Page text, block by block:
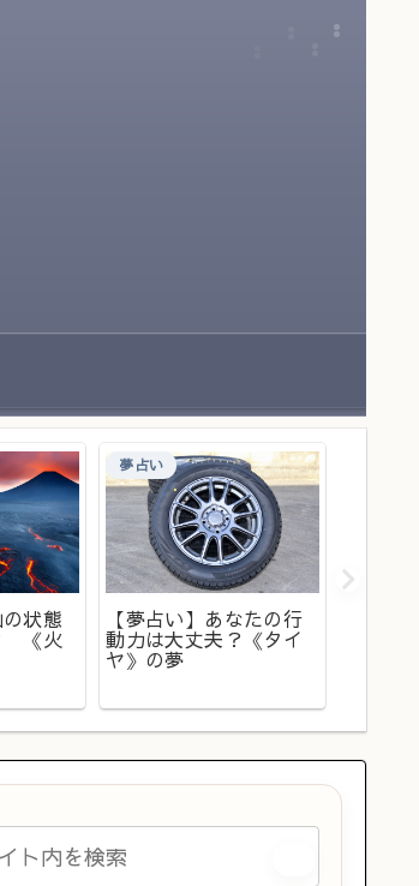
の状態
《火
夢占い
【夢占い】あなたの行
動力は大丈夫？《タイ
ヤ》の夢
【夢占